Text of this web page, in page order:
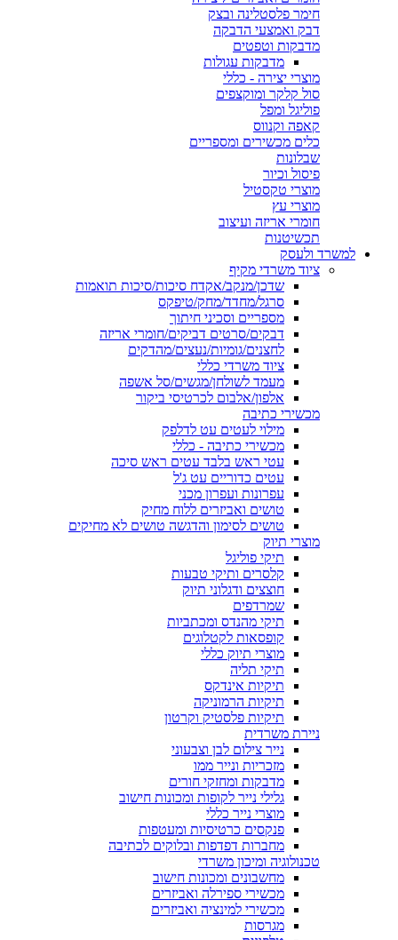
חימר פלסטלינה ובצק
דבק ואמצעי הדבקה
מדבקות וטפטים
מדבקות עגולות
מוצרי יצירה - כללי
סול קלקר ומוקצפים
פוליגל ומפל
קאפה וקנווס
כלים מכשירים ומספריים
שבלונות
פיסול וכיור
מוצרי טקסטיל
מוצרי עץ
חומרי אריזה ועיצוב
תכשיטנות
למשרד ולעסק
ציוד משרדי מקיף
שדכן/מנקב/אקדח סיכות/סיכות תואמות
סרגל/מחדד/מחק/טיפקס
מספריים וסכיני חיתוך
דבקים/סרטים דביקים/חומרי אריזה
לחצנים/גומיות/נעצים/מהדקים
ציוד משרדי כללי
מעמד לשולחן/מגשים/סל אשפה
אלפון/אלבום לכרטיסי ביקור
מכשירי כתיבה
מילוי לעטים עט לדלפק
מכשירי כתיבה - כללי
עטי ראש בלבד עטים ראש סיכה
עטים כדוריים עט ג'ל
עפרונות ועפרון מכני
טושים ואביזרים ללוח מחיק
טושים לסימון והדגשה טושים לא מחיקים
מוצרי תיוק
תיקי פוליגל
קלסרים ותיקי טבעות
חוצצים ודגלוני תיוק
שמרדפים
תיקי מהנדס ומכתביות
קופסאות לקטלוגים
מוצרי תיוק כללי
תיקי תליה
תיקיות אינדקס
תיקיות הרמוניקה
תיקיות פלסטיק וקרטון
ניירת משרדית
נייר צילום לבן וצבעוני
מזכריות ונייר ממו
מדבקות ומחזקי חורים
גלילי נייר לקופות ומכונות חישוב
מוצרי נייר כללי
פנקסים כרטיסיות ומעטפות
מחברות דפדפות ובלוקים לכתיבה
טכנולוגיה ומיכון משרדי
מחשבונים ומכונות חישוב
מכשירי ספירלה ואביזרים
מכשירי למינציה ואביזרים
מגרסות